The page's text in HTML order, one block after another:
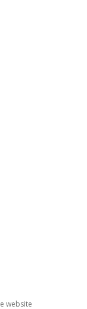
website